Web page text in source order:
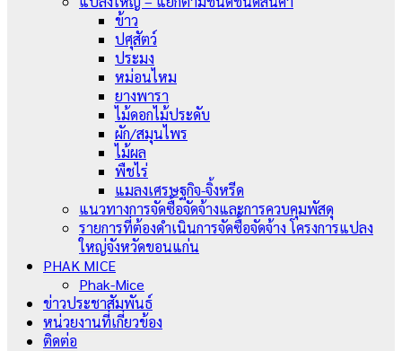
ข้าว
ปศุสัตว์
ประมง
หม่อนไหม
ยางพารา
ไม้ดอกไม้ประดับ
ผัก/สมุนไพร
ไม้ผล
พืชไร่
แมลงเศรษฐกิจ-จิ้งหรีด
แนวทางการจัดซื้อจัดจ้างและการควบคุมพัสดุ
รายการที่ต้องดำเนินการจัดซื้อจัดจ้าง โครงการแปลง
ใหญ่จังหวัดขอนแก่น
PHAK MICE
Phak-Mice
ข่าวประชาสัมพันธ์
หน่วยงานที่เกี่ยวข้อง
ติดต่อ